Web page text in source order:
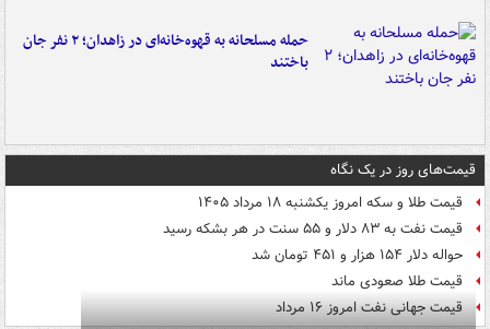
حمله مسلحانه به قهوه‌خانه‌ای در زاهدان؛ ۲ نفر جان
باختند
قیمت‌های روز در یک نگاه
قیمت طلا و سکه امروز یکشنبه ۱۸ مرداد ۱۴۰۵
قیمت نفت به ۸۳ دلار و ۵۵ سنت در هر بشکه رسید
حواله دلار ۱۵۴ هزار و ۴۵۱ تومان شد
قیمت طلا صعودی ماند
قیمت جهانی نفت امروز ۱۶ مرداد